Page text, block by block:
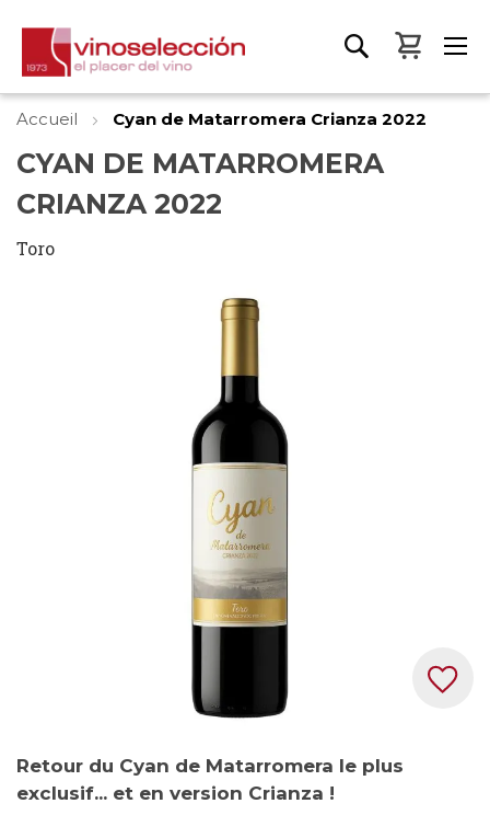
Mon
Accueil Cyan de Matarromera Crianza 2022
CYAN DE MATARROMERA
CRIANZA 2022
Toro
to
the
Retour du Cyan de Matarromera le plus
exclusif... et en version Crianza !